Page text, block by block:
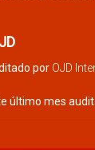
por OJD
último mes